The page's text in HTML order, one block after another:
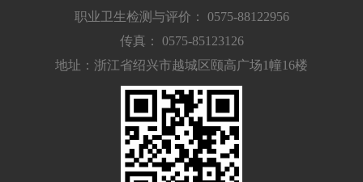
职业卫生检测与评价： 0575-88122956
传真： 0575-85123126
地址：浙江省绍兴市越城区颐高广场1幢16楼